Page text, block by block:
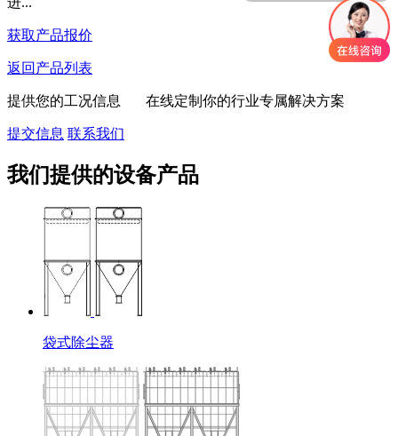
获取产品报价
返回产品列表
提供您的工况信息 在线定制你的行业专属解决方案
提交信息 联系我们
我们提供的设备产品
袋式除尘器